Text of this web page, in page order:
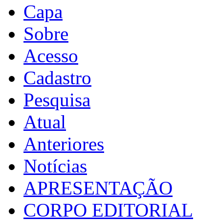
Capa
Sobre
Acesso
Cadastro
Pesquisa
Atual
Anteriores
Notícias
APRESENTAÇÃO
CORPO EDITORIAL